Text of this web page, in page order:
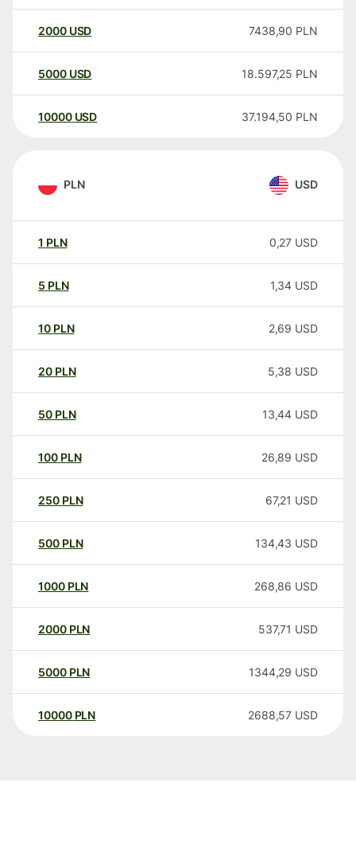
2000 USD 7438,90 PLN
5000 USD 18.597,25 PLN
10000 USD 37.194,50 PLN
PLN USD
1 PLN 0,27 USD
5 PLN 1,34 USD
10 PLN 2,69 USD
20 PLN 5,38 USD
50 PLN 13,44 USD
100 PLN 26,89 USD
250 PLN 67,21 USD
500 PLN 134,43 USD
1000 PLN 268,86 USD
2000 PLN 537,71 USD
5000 PLN 1344,29 USD
10000 PLN 2688,57 USD